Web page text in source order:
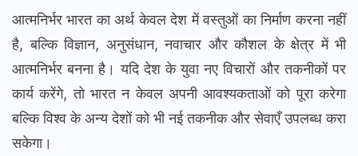
आत्मनिर्भर भारत का अर्थ केवल देश में वस्तुओं का निर्माण करना नहीं
है, बल्कि विज्ञान, अनुसंधान, नवाचार और कौशल के क्षेत्र में भी
आत्मनिर्भर बनना है। यदि देश के युवा नए विचारों और तकनीकों पर
कार्य करेंगे, तो भारत न केवल अपनी आवश्यकताओं को पूरा करेगा
बल्कि विश्व के अन्य देशों को भी नई तकनीक और सेवाएँ उपलब्ध करा
सकेगा।